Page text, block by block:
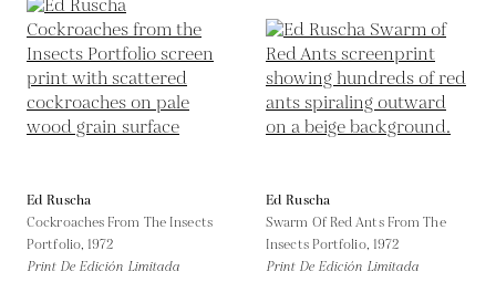
Ed Ruscha
Cockroaches From The Insects
Portfolio,1972
Print De Edición Limitada
Ed Ruscha
Swarm Of Red Ants From The
Insects Portfolio, 1972
Print De Edición Limitada